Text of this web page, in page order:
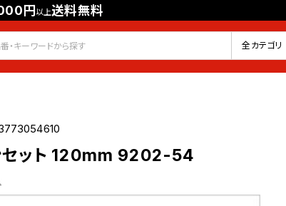
円以上送料無料
会員登録 ログイン お気に入り
全カテゴリ
セット 120mm 9202-54